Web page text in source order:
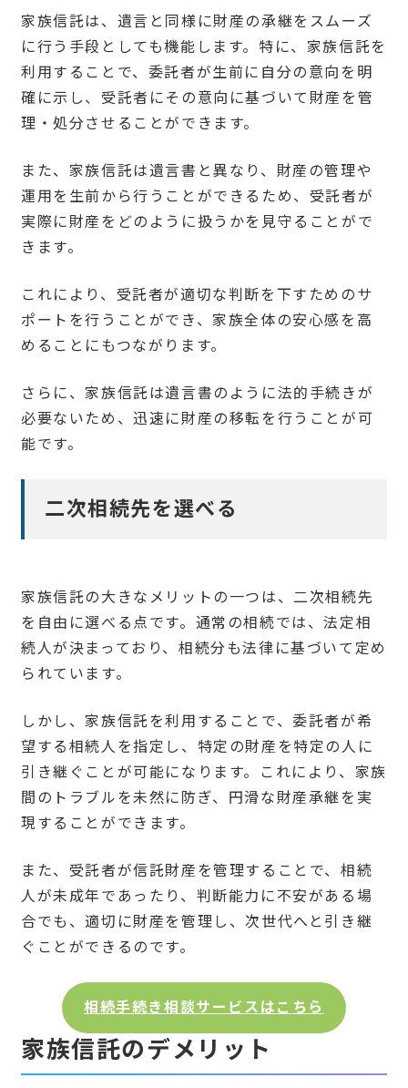
家族信託は、遺言と同様に財産の承継をスムーズ
に行う手段としても機能します。特に、家族信託を
利用することで、委託者が生前に自分の意向を明
確に示し、受託者にその意向に基づいて財産を管
理・処分させることができます。
また、家族信託は遺言書と異なり、財産の管理や
運用を生前から行うことができるため、受託者が
実際に財産をどのように扱うかを見守ることがで
きます。
これにより、受託者が適切な判断を下すためのサ
ポートを行うことができ、家族全体の安心感を高
めることにもつながります。
さらに、家族信託は遺言書のように法的手続きが
必要ないため、迅速に財産の移転を行うことが可
能です。
二次相続先を選べる
家族信託の大きなメリットの一つは、二次相続先
を自由に選べる点です。通常の相続では、法定相
続人が決まっており、相続分も法律に基づいて定め
られています。
しかし、家族信託を利用することで、委託者が希
望する相続人を指定し、特定の財産を特定の人に
引き継ぐことが可能になります。これにより、家族
間のトラブルを未然に防ぎ、円滑な財産承継を実
現することができます。
また、受託者が信託財産を管理することで、相続
人が未成年であったり、判断能力に不安がある場
合でも、適切に財産を管理し、次世代へと引き継
ぐことができるのです。
相続手続き相談サービスはこちら
家族信託のデメリット